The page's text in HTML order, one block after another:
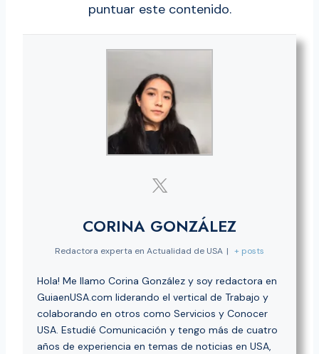
puntuar este contenido.
CORINA GONZÁLEZ
Redactora experta en Actualidad de USA | + posts
Hola! Me llamo Corina González y soy redactora en
GuiaenUSA.com liderando el vertical de Trabajo y
colaborando en otros como Servicios y Conocer
USA. Estudié Comunicación y tengo más de cuatro
años de experiencia en temas de noticias en USA,